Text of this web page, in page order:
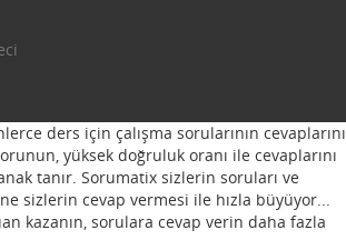
ders için çalışma sorularının cevaplarını
yüksek doğruluk oranı ile cevaplarını
tanır. Sorumatix sizlerin soruları ve
sizlerin cevap vermesi ile hızla büyüyor...
kazanın, sorulara cevap verin daha fazla